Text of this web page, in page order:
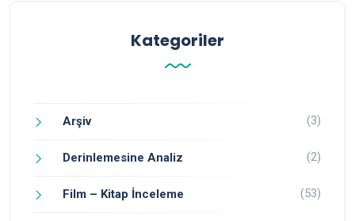
Kategoriler
Arşiv (3)
Derinlemesine Analiz (2)
Film – Kitap İnceleme (53)